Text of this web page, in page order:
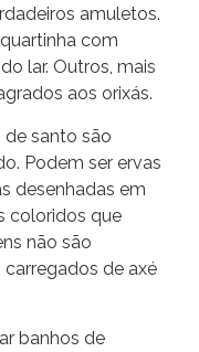
amuletos.
com
lar. Outros, mais
aos orixás.
santo são
Podem ser ervas
desenhadas em
coloridos que
não são
de axé
banhos de